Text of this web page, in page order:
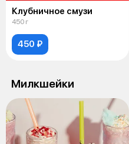
Клубничное смузи
450 г
450 ₽
Милкшейки